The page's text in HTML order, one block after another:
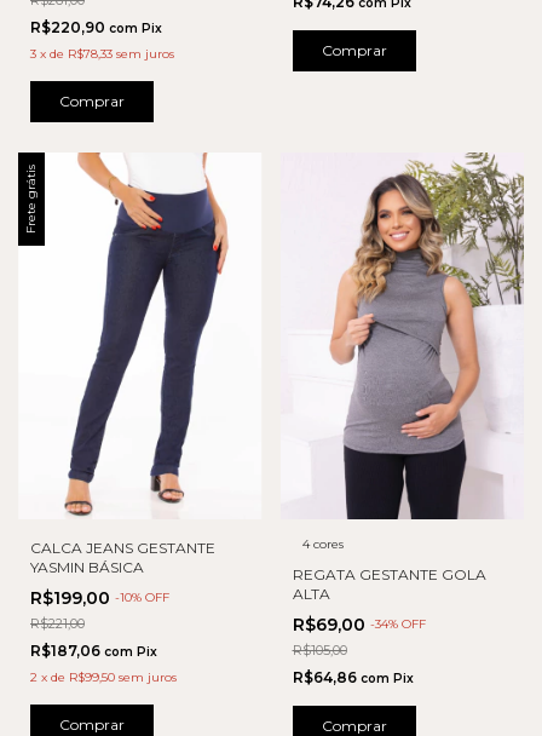
R$220,90 com Pix
3 x de R$78,33 sem juros
Comprar
com Pix
Comprar
Frete grátis
CALCA JEANS GESTANTE
YASMIN BÁSICA
R$199,00 -10% OFF
R$221,00
R$187,06 com Pix
2 x de R$99,50 sem juros
Comprar
4 cores
REGATA GESTANTE GOLA
ALTA
R$69,00 -34% OFF
R$105,00
R$64,86 com Pix
Comprar